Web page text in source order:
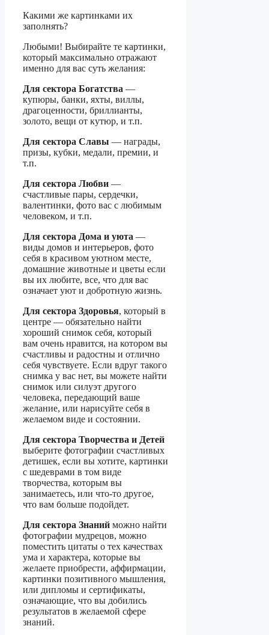
Какими же картинками их
заполнять?
Любыми! Выбирайте те картинки,
который максимально отражают
именно для вас суть желания:
Для сектора Богатства —
купюры, банки, яхты, виллы,
драгоценности, бриллианты,
золото, вещи от кутюр, и т.п.
Для сектора Славы — награды,
призы, кубки, медали, премии, и
т.п.
Для сектора Любви —
счастливые пары, сердечки,
валентинки, фото вас с любимым
человеком, и т.п.
Для сектора Дома и уюта —
виды домов и интерьеров, фото
себя в красивом уютном месте,
домашние животные и цветы если
вы их любите, все, что для вас
означает уют и добротную жизнь.
Для сектора Здоровья, который в
центре — обязательно найти
хороший снимок себя, который
вам очень нравится, на котором вы
счастливы и радостны и отлично
себя чувствуете. Если вдруг такого
снимка у вас нет, вы можете найти
снимок или силуэт другого
человека, передающий ваше
желание, или нарисуйте себя в
желаемом виде и состоянии.
Для сектора Творчества и Детей
выберите фотографии счастливых
детишек, если вы хотите, картинки
с шедеврами в том виде
творчества, которым вы
занимаетесь, или что-то другое,
что вам больше подойдет.
Для сектора Знаний можно найти
фотографии мудрецов, можно
поместить цитаты о тех качествах
ума и характера, которые вы
желаете приобрести, аффирмации,
картинки позитивного мышления,
или дипломы и сертификаты,
означающие, что вы добились
результатов в желаемой сфере
знаний.